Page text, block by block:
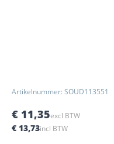
Artikelnummer: SOUD113551
€ 11,35excl BTW
€ 13,73incl BTW